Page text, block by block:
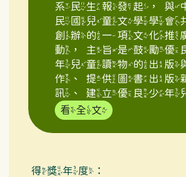
系民生報發起，與
民國兒童文學學會
創辦的一項文化推
動，主旨是鼓勵優
年兒童讀物的出版
作、提供圖書出版
訊、建立優良少年
看全文
得獎年度：